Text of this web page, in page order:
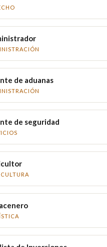
de aduanas
de seguridad